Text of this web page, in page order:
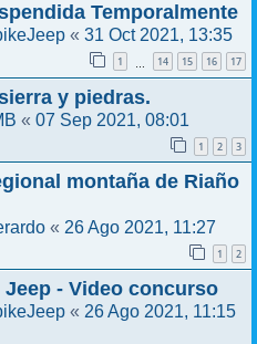
Temporalmente
« 31 Oct 2021, 13:35
1 14 15 16 17
y piedras.
« 07 Sep 2021, 08:01
1 2 3
montaña de Riaño
« 26 Ago 2021, 11:27
1 2
- Video concurso
« 26 Ago 2021, 11:15